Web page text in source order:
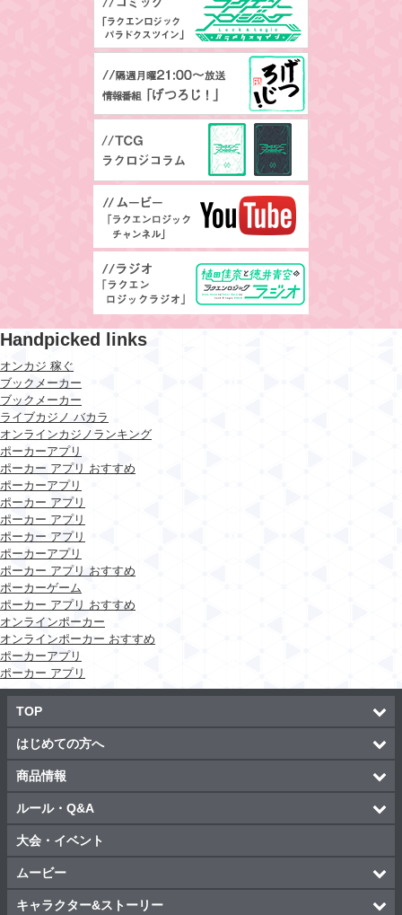
Handpicked links
オンカジ 稼ぐ
ブックメーカー
ブックメーカー
ライブカジノ バカラ
オンラインカジノランキング
ポーカーアプリ
ポーカー アプリ おすすめ
ポーカーアプリ
ポーカー アプリ
ポーカー アプリ
ポーカー アプリ
ポーカーアプリ
ポーカー アプリ おすすめ
ポーカーゲーム
ポーカー アプリ おすすめ
オンラインポーカー
オンラインポーカー おすすめ
ポーカーアプリ
ポーカー アプリ
TOP
はじめての方へ
商品情報
ルール・Q&A
大会・イベント
ムービー
キャラクター&ストーリー